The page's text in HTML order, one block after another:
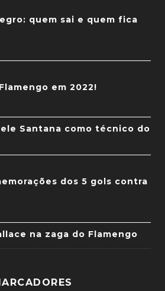
quem sai e quem fica
em 2022!
Santana como técnico do
dos 5 gols contra
na zaga do Flamengo